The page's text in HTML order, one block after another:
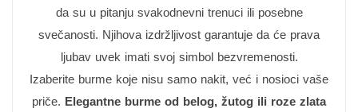
da su u pitanju svakodnevni trenuci ili posebne
svečanosti. Njihova izdržljivost garantuje da će prava
ljubav uvek imati svoj simbol bezvremenosti.
Izaberite burme koje nisu samo nakit, već i nosioci vaše
priče. Elegantne burme od belog, žutog ili roze zlata